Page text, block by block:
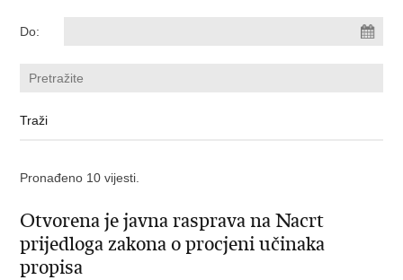
Do:
Pronađeno 10 vijesti.
Otvorena je javna rasprava na Nacrt
prijedloga zakona o procjeni učinaka
propisa